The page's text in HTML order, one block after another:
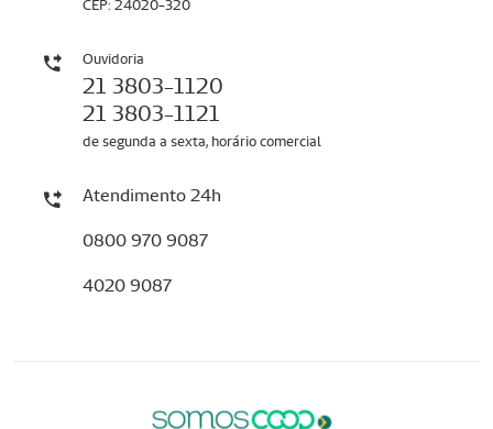
CEP: 24020-320
Ouvidoria
21 3803-1120
21 3803-1121
de segunda a sexta, horário comercial
Atendimento 24h
0800 970 9087
4020 9087